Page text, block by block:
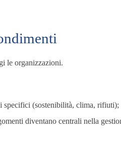
le organizzazioni.
specifici (sostenibilità, clima, rifiuti);
diventano centrali nella